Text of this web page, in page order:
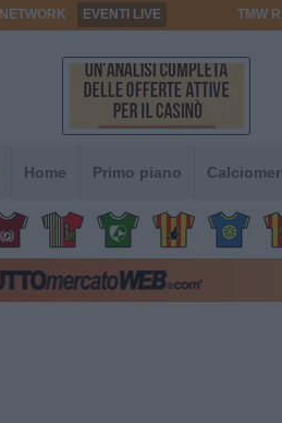
NETWORK EVENTI LIVE TMW
Home Primo piano